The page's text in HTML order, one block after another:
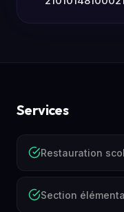
Services
Restauration
Section